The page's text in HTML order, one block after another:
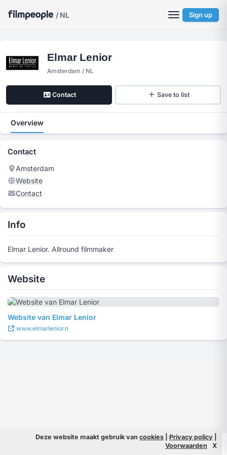
/ NL Sign up
Elmar Lenior
Amsterdam / NL
Contact Save to list
Overview
Contact
Amsterdam
Website
Contact
Info
Elmar Lenior. Allround filmmaker
Website
Website van Elmar Lenior
www.elmarlenior.n
Info
Deze website maakt gebruik van cookies Privacy policy
Voorwaarden
X